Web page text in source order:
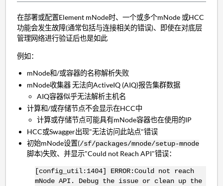
在部署或配置Element mNode时、一个或多个mNode 或HCC
功能会发生故障(通常包括与连接相关的错误)、即使在对底层
管理网络进行验证后也是如此
例如：
mNode和/或容器的名称解析失败
mNode收集器 无法向ActiveIQ (AIQ)报告集群数据
AIQ容器似乎无法解析主机名
计算和/或存储节点不会显示在HCC中
计算或存储节点可能具有mNode容器也在使用的IP
HCC或Swagger出现"无法访问此站点"错误
初始mNode设置(/sf/packages/mnode/setup-mnode
脚本)失败、并显示"Could not Reach API"错误：
[config_util:1404] ERROR:Could not reach
mNode API. Debug the issue or clean up the